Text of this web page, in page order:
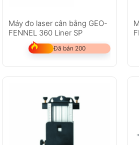
Máy đo laser cân bằng GEO-
FENNEL 360 Liner SP
Đã bán 200